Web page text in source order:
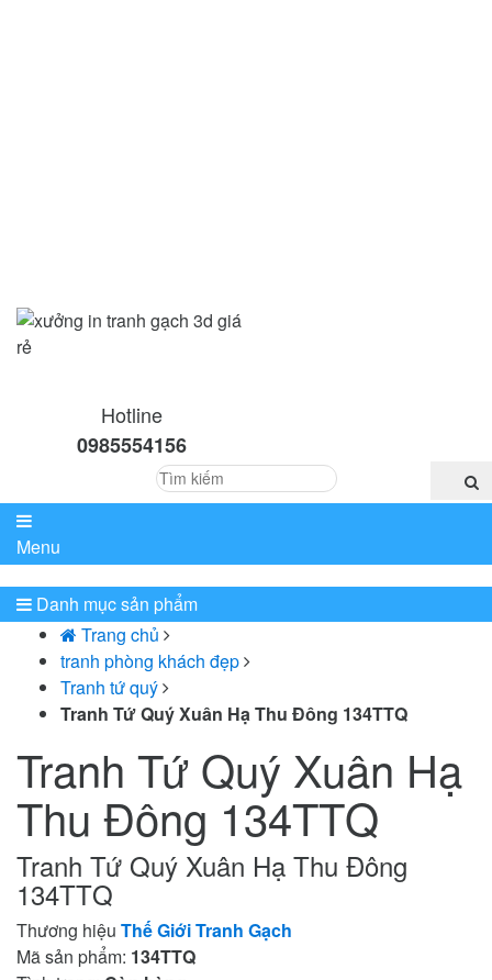
Hotline
0985554156
Menu
Danh mục sản phẩm
Trang chủ
tranh phòng khách đẹp
Tranh tứ quý
Tranh Tứ Quý Xuân Hạ Thu Đông 134TTQ
Tranh Tứ Quý Xuân Hạ
Thu Đông 134TTQ
Tranh Tứ Quý Xuân Hạ Thu Đông
134TTQ
Thương hiệu Thế Giới Tranh Gạch
Mã sản phẩm: 134TTQ